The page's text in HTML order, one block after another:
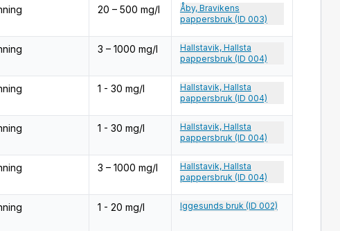
20 – 500 mg/l
Åby, Bravikens
pappersbruk (ID 003)
3 – 1000 mg/l
Hallstavik, Hallsta
pappersbruk (ID 004)
1 - 30 mg/l
Hallstavik, Hallsta
pappersbruk (ID 004)
1 - 30 mg/l
Hallstavik, Hallsta
pappersbruk (ID 004)
3 – 1000 mg/l
Hallstavik, Hallsta
pappersbruk (ID 004)
1 - 20 mg/l Iggesunds bruk (ID 002)